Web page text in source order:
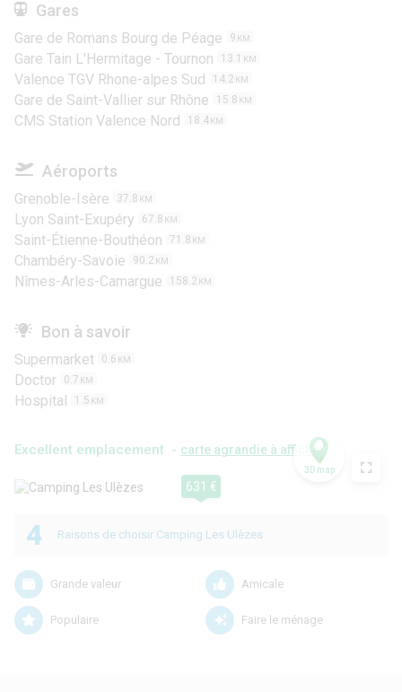
Gares
Gare de Romans Bourg de Péage 9 KM
Gare Tain L'Hermitage - Tournon 13.1 KM
Valence TGV Rhone-alpes Sud 14.2 KM
Gare de Saint-Vallier sur Rhône 15.8 KM
CMS Station Valence Nord 18.4 KM
Aéroports
Grenoble-Isère 37.8 KM
Lyon Saint-Exupéry 67.8 KM
Saint-Étienne-Bouthéon 71.8 KM
Chambéry-Savoie 90.2 KM
Nîmes-Arles-Camargue 158.2 KM
Bon à savoir
Supermarket 0.6 KM
Doctor 0.7 KM
Hospital 1.5 KM
Excellent emplacement - carte agrandie à afficher
631 €
3D map
4 Raisons de choisir Camping Les Ulèzes
Grande valeur Amicale
Populaire Faire le ménage